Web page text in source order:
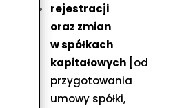
rejestracji
oraz zmian
w spółkach
kapitałowych [od
przygotowania
umowy spółki,